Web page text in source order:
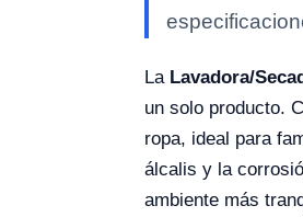
La Lavadora/
un solo producto.
ropa, ideal para
álcalis y la
ambiente más